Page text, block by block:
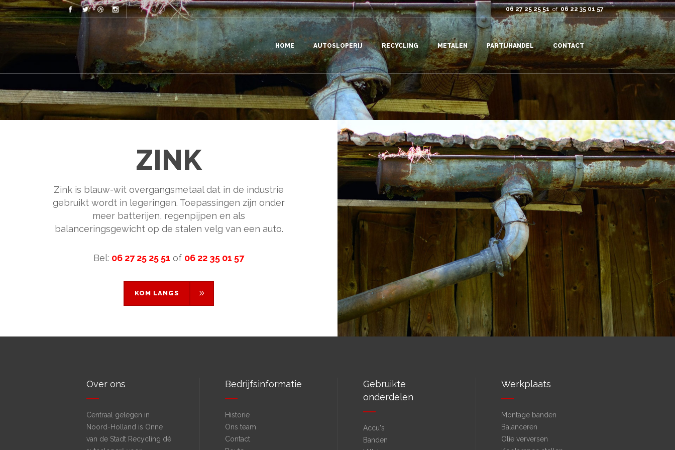
06 27 25 25 51of06 22 35 01 57
HOME AUTOSLOPERIJ RECYCLING METALEN PARTIJHANDEL CONTACT
ZINK
Zink is blauw-wit overgangsmetaal dat in de industrie
gebruikt wordt in legeringen. Toepassingen zijn onder
meer batterijen, regenpijpen en als
balanceringsgewicht op de stalen velg van een auto.
Bel: 06 27 25 25 51 of 06 22 35 01 57
KOM LANGS
Over ons
Centraal gelegen in
Noord-Holland is Onne
van de Stadt Recycling dé
Bedrijfsinformatie
Historie
Ons team
Contact
Gebruikte
onderdelen
Accu's
Banden
Werkplaats
Montage banden
Balanceren
Olie verversen